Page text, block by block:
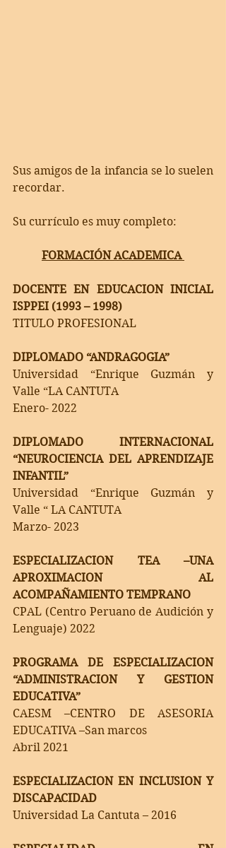
Sus amigos de la infancia se lo suelen
recordar.
Su currículo es muy completo:
FORMACIÓN ACADEMICA
DOCENTE EN EDUCACION INICIAL
ISPPEI (1993 – 1998)
TITULO PROFESIONAL
DIPLOMADO “ANDRAGOGIA”
Universidad “Enrique Guzmán y
Valle “LA CANTUTA
Enero- 2022
DIPLOMADO INTERNACIONAL
“NEUROCIENCIA DEL APRENDIZAJE
INFANTIL”
Universidad “Enrique Guzmán y
Valle “ LA CANTUTA
Marzo- 2023
ESPECIALIZACION TEA –UNA
APROXIMACION AL
ACOMPAÑAMIENTO TEMPRANO
CPAL (Centro Peruano de Audición y
Lenguaje) 2022
PROGRAMA DE ESPECIALIZACION
“ADMINISTRACION Y GESTION
EDUCATIVA”
CAESM –CENTRO DE ASESORIA
EDUCATIVA –San marcos
Abril 2021
ESPECIALIZACION EN INCLUSION Y
DISCAPACIDAD
Universidad La Cantuta – 2016